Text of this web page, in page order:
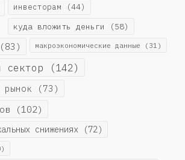
инвесторам (44)
куда вложить деньги (58)
(83) макроэкономические данные (31)
сектор (142)
рынок (73)
(102)
снижениях (72)